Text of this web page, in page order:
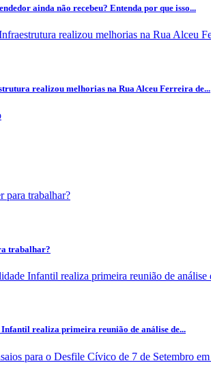
ainda não recebeu? Entenda por que isso...
realizou melhorias na Rua Alceu Ferreira de...
trabalhar?
realiza primeira reunião de análise de...